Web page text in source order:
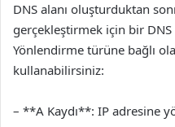
DNS alanı oluşturduktan
gerçekleştirmek için bir
Yönlendirme türüne bağlı
kullanabilirsiniz:
– **A Kaydı**: IP adresine